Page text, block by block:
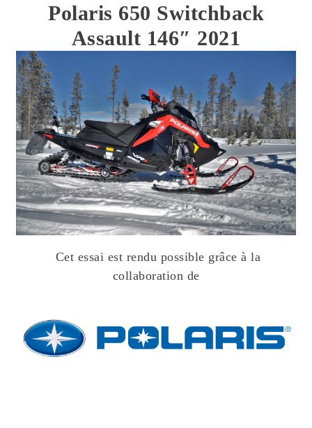
Polaris 650 Switchback
Assault 146″ 2021
Cet essai est rendu possible grâce à la
collaboration de